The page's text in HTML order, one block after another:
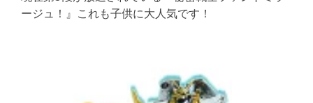
ージュ！』これも子供に大人気です！